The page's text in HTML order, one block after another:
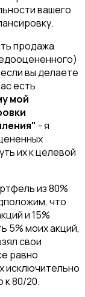
вашего
продажа
вы делаете
есть
мой
- я
их к целевой
из 80%
что
и 15%
5% моих акций,
свои
равно
исключительно
к 80/20.